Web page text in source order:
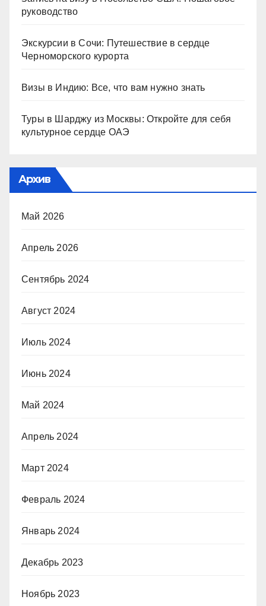
руководство
Экскурсии в Сочи: Путешествие в сердце
Черноморского курорта
Визы в Индию: Все, что вам нужно знать
Туры в Шарджу из Москвы: Откройте для себя
культурное сердце ОАЭ
Архив
Май 2026
Апрель 2026
Сентябрь 2024
Август 2024
Июль 2024
Июнь 2024
Май 2024
Апрель 2024
Март 2024
Февраль 2024
Январь 2024
Декабрь 2023
Ноябрь 2023